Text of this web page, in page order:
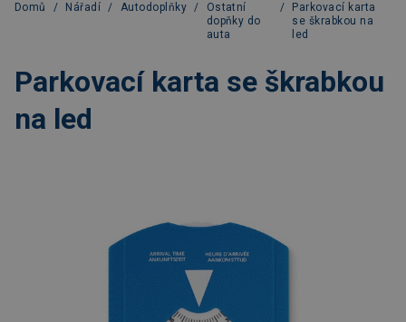
Domů / Nářadí / Autodoplňky /
Ostatní
dopňky do
auta
/
Parkovací karta
se škrabkou na
led
Parkovací karta se škrabkou
na led